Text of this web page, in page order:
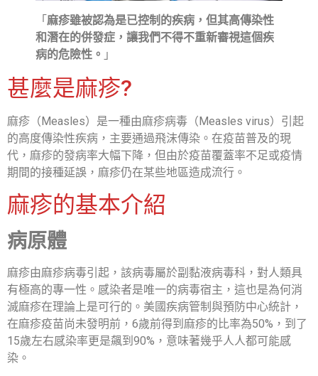
「 麻疹雖被認為是已控制的疾病，但其高傳染性
和潛在的併發症，讓我們不得不重新審視這個疾
病的危險性。 」
甚麼是麻疹?
麻疹（Measles）是一種由麻疹病毒（Measles virus）引起
的高度傳染性疾病，主要通過飛沫傳染。在疫苗普及的現
代，麻疹的發病率大幅下降，但由於疫苗覆蓋率不足或疫情
期間的接種延誤，麻疹仍在某些地區造成流行。
麻疹的基本介紹
病原體
麻疹由麻疹病毒引起，該病毒屬於副黏液病毒科，對人類具
有極高的專一性。感染者是唯一的病毒宿主，這也是為何消
滅麻疹在理論上是可行的。美國疾病管制與預防中心統計，
在麻疹疫苗尚未發明前，6歲前得到麻疹的比率為50%，到了
15歲左右感染率更是飆到90%，意味著幾乎人人都可能感
染。